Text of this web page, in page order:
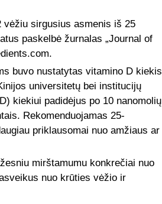
vėžiu sirgusius asmenis iš 25
paskelbė žurnalas „Journal of
buvo nustatytas vitamino D kiekis
universitetų bei institucijų
kiekiui padidėjus po 10 nanomolių
Rekomenduojamas 25-
priklausomai nuo amžiaus ar
mirštamumu konkrečiai nuo
nuo krūties vėžio ir